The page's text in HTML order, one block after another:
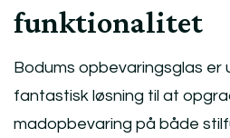
funktionalitet
Bodums opbevaringsglas er
fantastisk løsning til at
madopbevaring på både